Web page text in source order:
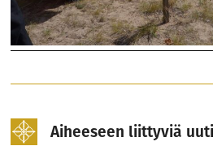
Aiheeseen liittyviä